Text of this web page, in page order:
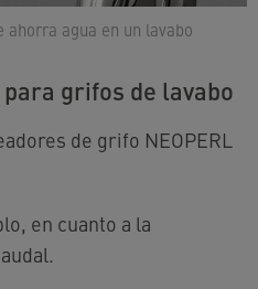
agua en un lavabo
grifos de lavabo
de grifo NEOPERL
en cuanto a la